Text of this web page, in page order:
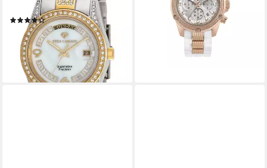
Wochentagsanzeige
(47)
89,00 € 219,00 €
-59%
lieferbar - in 8-10 Werktagen bei
lieferbar - in 2-3 Werktagen bei dir